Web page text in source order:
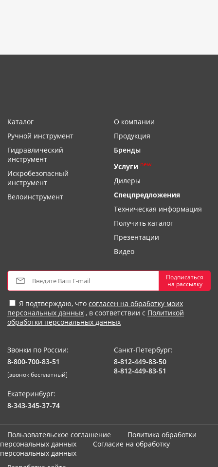
Каталог
Ручной инструмент
Гидравлический
инструмент
Искробезопасный
инструмент
Велоинструмент
О компании
Продукция
Бренды
Услуги new
Дилеры
Спецпредложения
Техническая информация
Получить каталог
Презентации
Видео
Подписаться
на рассылку
Я подтверждаю, что согласен на обработку моих
персональных данных , в соответствии с Политикой
обработки персональных данных
Звонки по России:
8-800-700-83-51
[звонок бесплатный]
Санкт-Петербург:
8-812-449-83-50
8-812-449-83-51
Екатеринбург:
8-343-345-37-74
Пользовательское соглашение
Политика обработки
персональных данных
Согласие на обработку
персональных данных